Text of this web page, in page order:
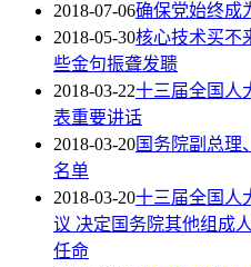
2018-07-06确保党始终成
2018-05-30核心技术买不
些金句振聋发聩
2018-03-22十三届全国人
表重要讲话
2018-03-20国务院副总理
名单
2018-03-20十三届全国人
议 决定国务院其他组成
任命